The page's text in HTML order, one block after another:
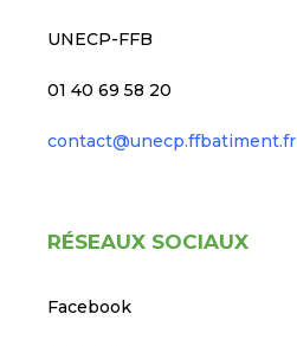
UNECP-FFB
01 40 69 58 20
contact@unecp.ffbatiment.fr
RÉSEAUX SOCIAUX
Facebook